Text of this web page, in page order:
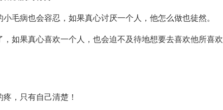
毛病也会容忍，如果真心讨厌一个人，他怎么做也徒然。
如果真心喜欢一个人，也会迫不及待地想要去喜欢他所喜欢
，只有自己清楚！